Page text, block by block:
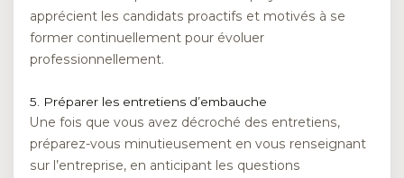
apprécient les candidats proactifs et motivés à se
former continuellement pour évoluer
professionnellement.
5. Préparer les entretiens d’embauche
Une fois que vous avez décroché des entretiens,
préparez-vous minutieusement en vous renseignant
sur l’entreprise, en anticipant les questions